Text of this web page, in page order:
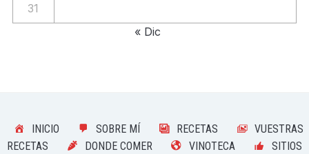
31
« Dic
INICIO SOBRE MÍ RECETAS
VUESTRAS
RECETAS
DONDE COMER VINOTECA SITIOS